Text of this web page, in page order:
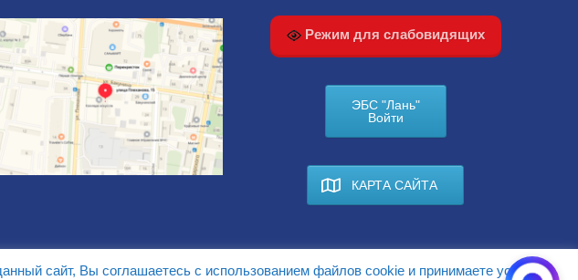
Режим для слабовидящих
ЭБС "Лань"
Войти
КАРТА САЙТА
сайт, Вы соглашаетесь с использованием файлов cookie и принимаете условия.